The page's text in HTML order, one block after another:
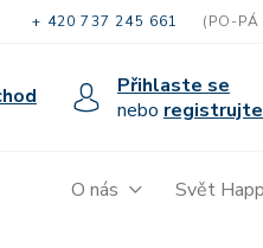
+ 420 737 245 661 (PO-
Přihlaste se
nebo registrujte
O nás Svět